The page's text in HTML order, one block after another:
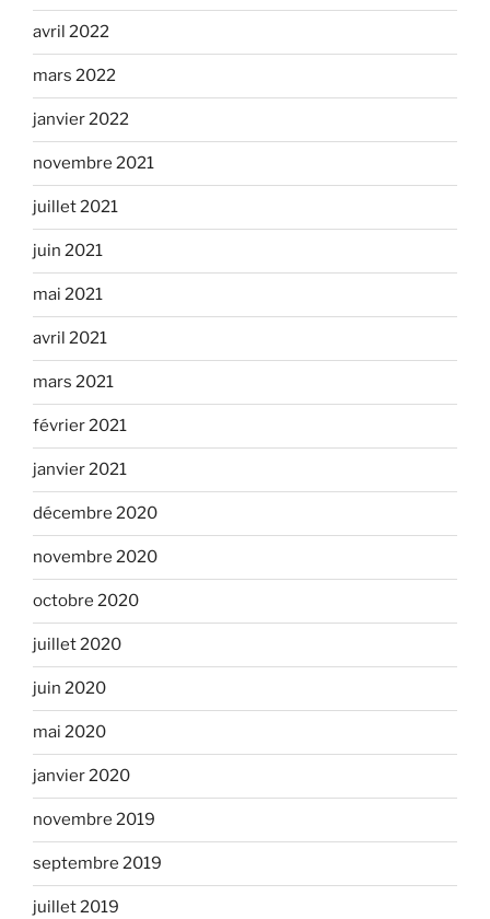
avril 2022
mars 2022
janvier 2022
novembre 2021
juillet 2021
juin 2021
mai 2021
avril 2021
mars 2021
février 2021
janvier 2021
décembre 2020
novembre 2020
octobre 2020
juillet 2020
juin 2020
mai 2020
janvier 2020
novembre 2019
septembre 2019
juillet 2019